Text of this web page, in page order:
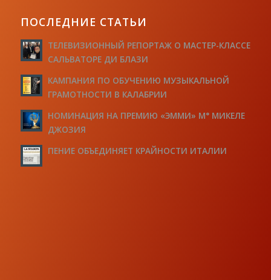
ПОСЛЕДНИЕ СТАТЬИ
ТЕЛЕВИЗИОННЫЙ РЕПОРТАЖ О МАСТЕР-КЛАССЕ
САЛЬВАТОРЕ ДИ БЛАЗИ
КАМПАНИЯ ПО ОБУЧЕНИЮ МУЗЫКАЛЬНОЙ
ГРАМОТНОСТИ В КАЛАБРИИ
НОМИНАЦИЯ НА ПРЕМИЮ «ЭММИ» М° МИКЕЛЕ
ДЖОЗИЯ
ПЕНИЕ ОБЪЕДИНЯЕТ КРАЙНОСТИ ИТАЛИИ